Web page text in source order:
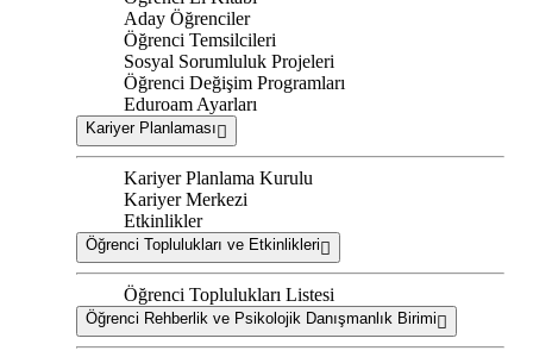
Aday Öğrenciler
Öğrenci Temsilcileri
Sosyal Sorumluluk Projeleri
Öğrenci Değişim Programları
Eduroam Ayarları
Kariyer Planlaması
Kariyer Planlama Kurulu
Kariyer Merkezi
Etkinlikler
Öğrenci Toplulukları ve Etkinlikleri
Öğrenci Toplulukları Listesi
Öğrenci Rehberlik ve Psikolojik Danışmanlık Birimi